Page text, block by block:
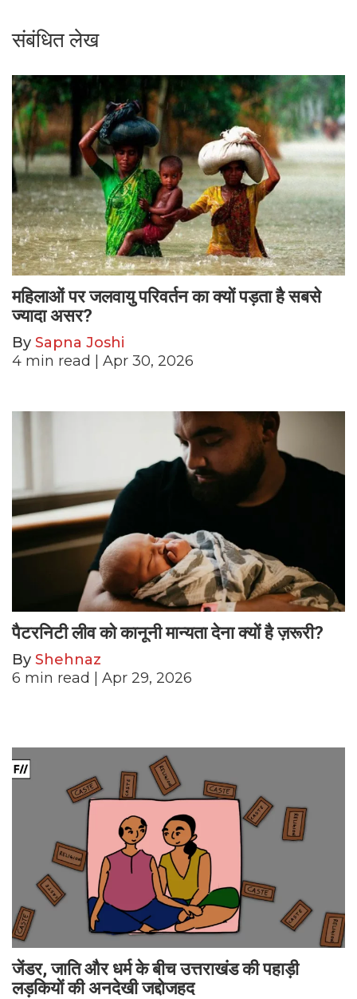
संबंधित लेख
महिलाओं पर जलवायु परिवर्तन का क्यों पड़ता है सबसे
ज्यादा असर?
By Sapna Joshi
4 min read | Apr 30, 2026
पैटरनिटी लीव को कानूनी मान्यता देना क्यों है ज़रूरी?
By Shehnaz
6 min read | Apr 29, 2026
जेंडर, जाति और धर्म के बीच उत्तराखंड की पहाड़ी
लड़कियों की अनदेखी जद्दोजहद